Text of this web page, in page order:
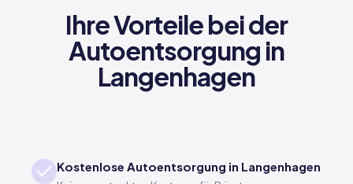
Ihre Vorteile bei der
Autoentsorgung in
Langenhagen
Kostenlose Autoentsorgung in Langenhagen